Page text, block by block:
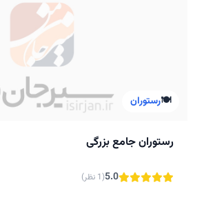
🍽️رستوران
رستوران جامع بزرگی
5.0(1 نظر)